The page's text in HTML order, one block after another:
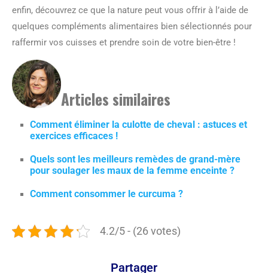
enfin, découvrez ce que la nature peut vous offrir à l’aide de
quelques compléments alimentaires bien sélectionnés pour
raffermir vos cuisses et prendre soin de votre bien-être !
Articles similaires
Comment éliminer la culotte de cheval : astuces et
exercices efficaces !
Quels sont les meilleurs remèdes de grand-mère
pour soulager les maux de la femme enceinte ?
Comment consommer le curcuma ?
4.2/5 - (26 votes)
Partager